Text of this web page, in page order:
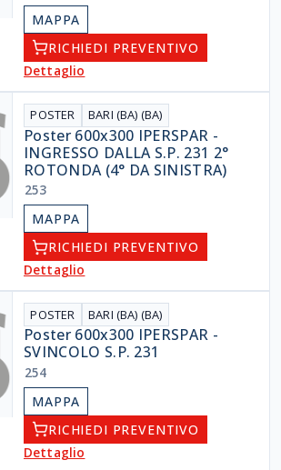
MAPPA
RICHIEDI PREVENTIVO
Dettaglio
POSTER BARI (BA) (BA)
Poster 600x300 IPERSPAR -
INGRESSO DALLA S.P. 231 2°
ROTONDA (4° DA SINISTRA)
253
MAPPA
RICHIEDI PREVENTIVO
Dettaglio
POSTER BARI (BA) (BA)
Poster 600x300 IPERSPAR -
SVINCOLO S.P. 231
254
MAPPA
RICHIEDI PREVENTIVO
Dettaglio